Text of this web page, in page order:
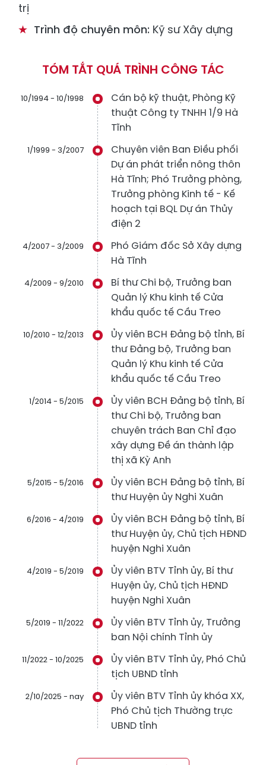
trị
Trình độ chuyên môn: Kỹ sư Xây dựng
TÓM TẮT QUÁ TRÌNH CÔNG TÁC
10/1994 - 10/1998
Cán bộ kỹ thuật, Phòng Kỹ
thuật Công ty TNHH 1/9 Hà
Tĩnh
1/1999 - 3/2007
Chuyên viên Ban Điều phối
Dự án phát triển nông thôn
Hà Tĩnh; Phó Trưởng phòng,
Trưởng phòng Kinh tế - Kế
hoạch tại BQL Dự án Thủy
điện 2
4/2007 - 3/2009
Phó Giám đốc Sở Xây dựng
Hà Tĩnh
4/2009 - 9/2010
Bí thư Chi bộ, Trưởng ban
Quản lý Khu kinh tế Cửa
khẩu quốc tế Cầu Treo
10/2010 - 12/2013
Ủy viên BCH Đảng bộ tỉnh, Bí
thư Đảng bộ, Trưởng ban
Quản lý Khu kinh tế Cửa
khẩu quốc tế Cầu Treo
1/2014 - 5/2015
Ủy viên BCH Đảng bộ tỉnh, Bí
thư Chi bộ, Trưởng ban
chuyên trách Ban Chỉ đạo
xây dựng Đề án thành lập
thị xã Kỳ Anh
5/2015 - 5/2016
Ủy viên BCH Đảng bộ tỉnh, Bí
thư Huyện ủy Nghi Xuân
6/2016 - 4/2019
Ủy viên BCH Đảng bộ tỉnh, Bí
thư Huyện ủy, Chủ tịch HĐND
huyện Nghi Xuân
4/2019 - 5/2019
Ủy viên BTV Tỉnh ủy, Bí thư
Huyện ủy, Chủ tịch HĐND
huyện Nghi Xuân
5/2019 - 11/2022
Ủy viên BTV Tỉnh ủy, Trưởng
ban Nội chính Tỉnh ủy
11/2022 - 10/2025
Ủy viên BTV Tỉnh ủy, Phó Chủ
tịch UBND tỉnh
2/10/2025 - nay
Ủy viên BTV Tỉnh ủy khóa XX,
Phó Chủ tịch Thường trực
UBND tỉnh